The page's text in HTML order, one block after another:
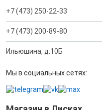
+7 (473) 250-22-33
+7 (473) 200-89-80
Ильюшина, д.10Б
Мы в социальных сетях: